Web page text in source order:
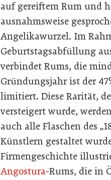
auf gereiftem Rum und
ausnahmsweise
Angelikawurzel. Im
Geburtstagsabfüllung
verbindet Rums, die
Gründungsjahr ist der
limitiert. Diese Rarität,
versteigert wurde,
auch alle Flaschen des
Künstlern gestaltet
Firmengeschichte
Angostura-Rums, die in